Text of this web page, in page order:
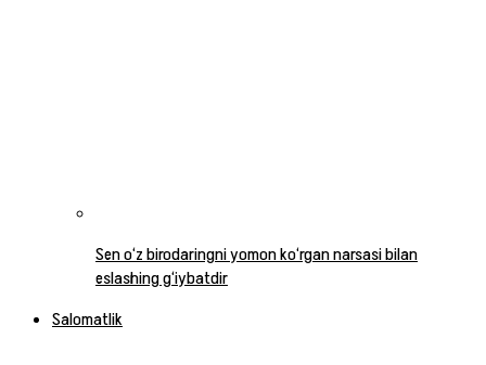
Sen o‘z birodaringni yomon ko‘rgan narsasi bilan
eslashing g‘iybatdir
Salomatlik